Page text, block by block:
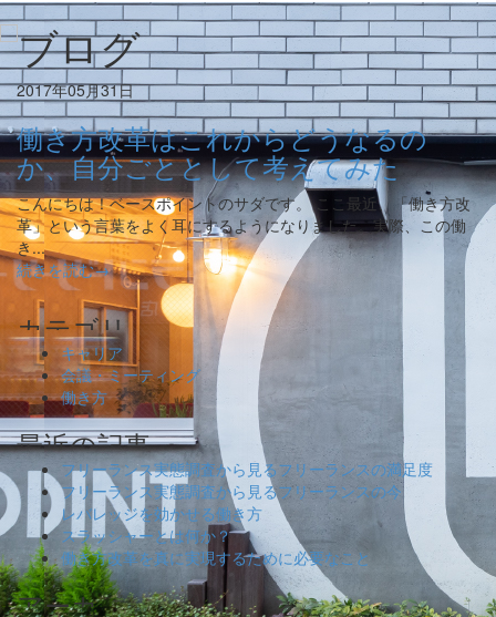
2017年05月31日
働き方改革はこれからどうなるの
か、自分ごととして考えてみた
こんにちは！ベースポイントのサダです。 ここ最近、「働き方改
革」という言葉をよく耳にするようになりました。実際、この働
き...
続きを読む→
キャリア
会議・ミーティング
働き方
フリーランス実態調査から見るフリーランスの満足度
フリーランス実態調査から見るフリーランスの今
レバレッジを効かせる働き方
スラッシャーとは何か？
働き方改革を真に実現するために必要なこと